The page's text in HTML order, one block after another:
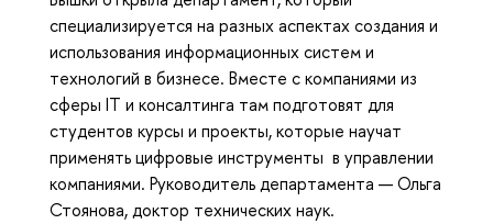
специализируется на разных аспектах создания и
использования информационных систем и
технологий в бизнесе. Вместе с компаниями из
сферы IT и консалтинга там подготовят для
студентов курсы и проекты, которые научат
применять цифровые инструменты в управлении
компаниями. Руководитель департамента — Ольга
Стоянова, доктор технических наук.